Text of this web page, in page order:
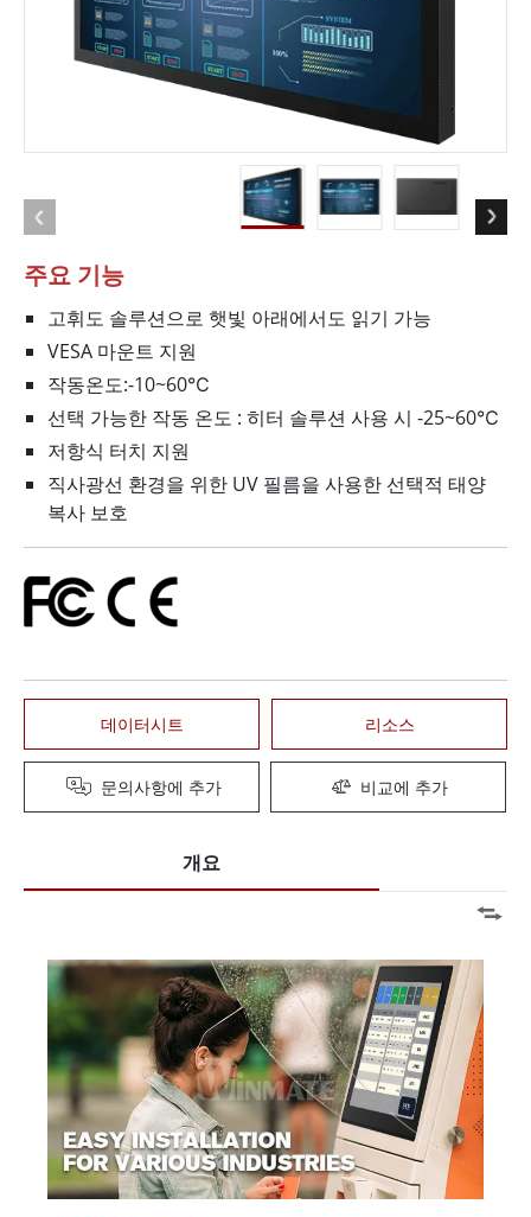
주요 기능
고휘도 솔루션으로 햇빛 아래에서도 읽기 가능
VESA 마운트 지원
작동온도:-10~60℃
선택 가능한 작동 온도 : 히터 솔루션 사용 시 -25~60℃
저항식 터치 지원
직사광선 환경을 위한 UV 필름을 사용한 선택적 태양
복사 보호
데이터시트 리소스
문의사항에 추가 비교에 추가
개요